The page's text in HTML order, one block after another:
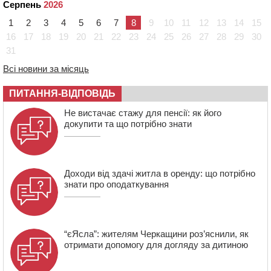
Черкасах відкрили спортивно-реабілітаційний центр
15:05
На Звенигородщині, попри заборону міськради,
проведуть “Ше.Fest”
14:31
зерна нового врожаю
13:40 На Кам’янщині сталася масштабна пожежа
сміттєзвалища
Серпень 2026
1
2 3 4 5 6 7 8 9 10 11 12 13 14
15
16
17 18 19 20 21 22 23 24 25 26 27 28 29
30
31
Всі новини за місяць
ПИТАННЯ-ВІДПОВІДЬ
Не вистачає стажу для пенсії: як його
докупити та що потрібно знати
Доходи від здачі житла в оренду: що потрібно
знати про оподаткування
“єЯсла”: жителям Черкащини роз’яснили, як
отримати допомогу для догляду за дитиною